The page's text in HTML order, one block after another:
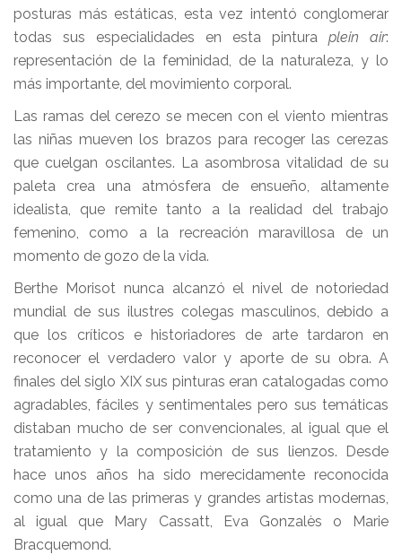
posturas más estáticas, esta vez intentó conglomerar
todas sus especialidades en esta pintura plein air:
representación de la feminidad, de la naturaleza, y lo
más importante, del movimiento corporal.
Las ramas del cerezo se mecen con el viento mientras
las niñas mueven los brazos para recoger las cerezas
que cuelgan oscilantes. La asombrosa vitalidad de su
paleta crea una atmósfera de ensueño, altamente
idealista, que remite tanto a la realidad del trabajo
femenino, como a la recreación maravillosa de un
momento de gozo de la vida.
Berthe Morisot nunca alcanzó el nivel de notoriedad
mundial de sus ilustres colegas masculinos, debido a
que los críticos e historiadores de arte tardaron en
reconocer el verdadero valor y aporte de su obra. A
finales del siglo XIX sus pinturas eran catalogadas como
agradables, fáciles y sentimentales pero sus temáticas
distaban mucho de ser convencionales, al igual que el
tratamiento y la composición de sus lienzos. Desde
hace unos años ha sido merecidamente reconocida
como una de las primeras y grandes artistas modernas,
al igual que Mary Cassatt, Eva Gonzalès o Marie
Bracquemond.